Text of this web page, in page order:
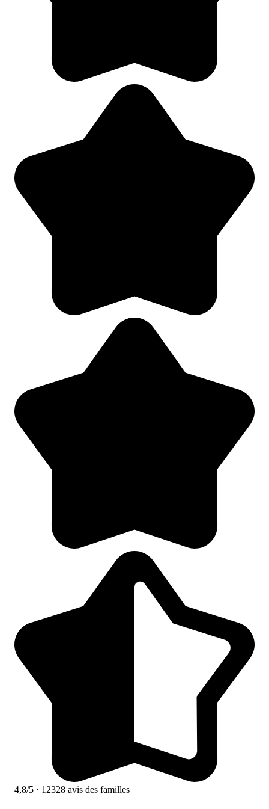
4,8/5 · 12328 avis des familles